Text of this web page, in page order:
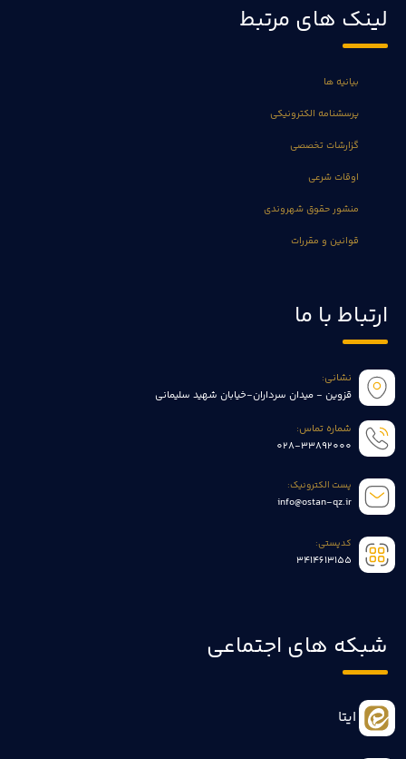
لینک های مرتبط
بیانیه ها
پرسشنامه الکترونیکی
گزارشات تخصصی
اوقات شرعی
منشور حقوق شهروندی
قوانین و مقررات
ارتباط با ما
نشانی:
قزوین - میدان سرداران-خیابان شهید سلیمانی
شماره تماس:
028-33892000
پست الکترونیک:
info@ostan-qz.ir
کدپستی:
3414613155
شبکه های اجتماعی
ایتا